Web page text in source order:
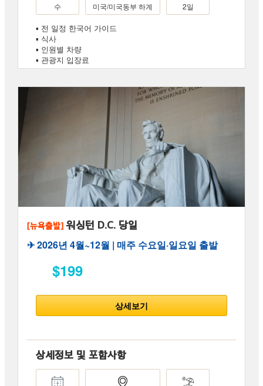
수
미국/미국동부 하계
2일
▪ 전 일정 한국어 가이드
▪ 식사
▪ 인원별 차량
▪ 관광지 입장료
[뉴욕출발] 워싱턴 D.C. 당일
✈︎ 2026년 4월~12월 | 매주 수요일·일요일 출발
$199
상세보기
상세정보 및 포함사항